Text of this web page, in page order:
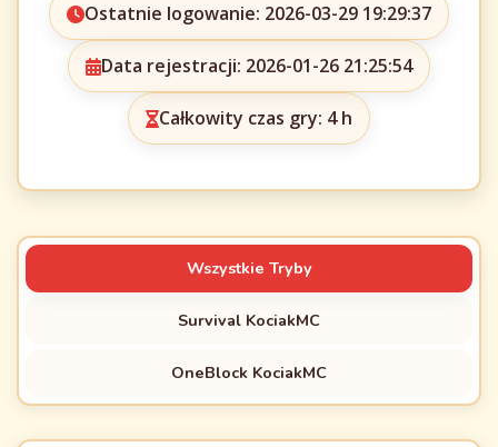
Ostatnie logowanie: 2026-03-29 19:29:37
Data rejestracji: 2026-01-26 21:25:54
Całkowity czas gry: 4 h
Wszystkie Tryby
Survival KociakMC
OneBlock KociakMC